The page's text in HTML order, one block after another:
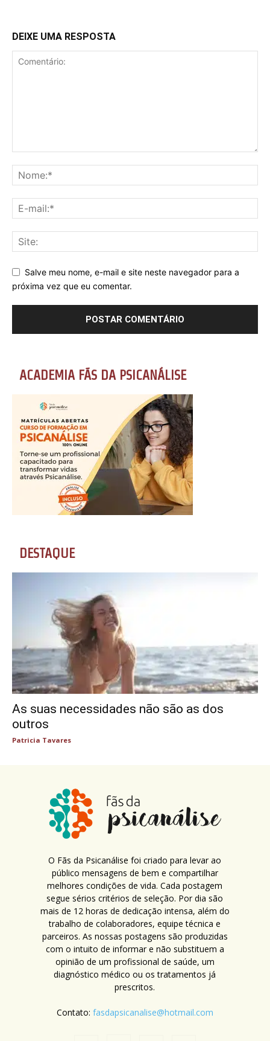
DEIXE UMA RESPOSTA
Salve meu nome, e-mail e site neste navegador para a
próxima vez que eu comentar.
ACADEMIA FÃS DA PSICANÁLISE
DESTAQUE
As suas necessidades não são as dos
outros
Patricia Tavares
O Fãs da Psicanálise foi criado para levar ao
público mensagens de bem e compartilhar
melhores condições de vida. Cada postagem
segue sérios critérios de seleção. Por dia são
mais de 12 horas de dedicação intensa, além do
trabalho de colaboradores, equipe técnica e
parceiros. As nossas postagens são produzidas
com o intuito de informar e não substituem a
opinião de um profissional de saúde, um
diagnóstico médico ou os tratamentos já
prescritos.
Contato: fasdapsicanalise@hotmail.com